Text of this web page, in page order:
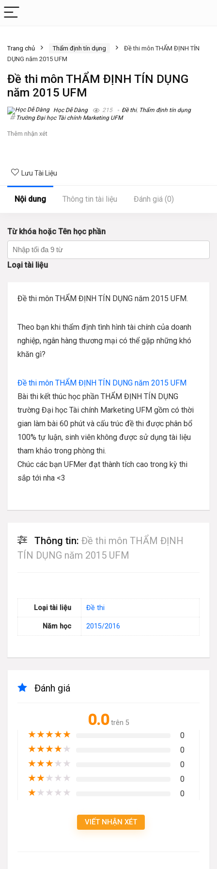
Trang chủ Thẩm định tín dụng
Đề thi môn THẨM ĐỊNH TÍN
DỤNG năm 2015 UFM
Đề thi môn THẨM ĐỊNH TÍN DỤNG
năm 2015 UFM
Học Dễ Dàng 215 Đề thi, Thẩm định tín dụng
Trường Đại học Tài chính Marketing UFM
Thêm nhận xét
Lưu Tài Liệu
Nội dung Thông tin tài liệu Đánh giá (0)
Từ khóa hoặc Tên học phần
Loại tài liệu
Đề thi môn THẨM ĐỊNH TÍN DỤNG năm 2015 UFM.
Theo bạn khi thẩm định tình hình tài chính của doanh
nghiệp, ngân hàng thương mại có thể gặp những khó
khăn gì?
Đề thi môn THẨM ĐỊNH TÍN DỤNG năm 2015 UFM
Bài thi kết thúc học phần THẨM ĐỊNH TÍN DỤNG
trường Đại học Tài chính Marketing UFM gồm có thời
gian làm bài 60 phút và cấu trúc đề thi được phân bổ
100% tự luận, sinh viên không được sử dụng tài liệu
tham khảo trong phòng thi.
Chúc các bạn UFMer đạt thành tích cao trong kỳ thi
sắp tới nha <3
Thông tin: Đề thi môn THẨM ĐỊNH
TÍN DỤNG năm 2015 UFM
Loại tài liệu Đề thi
Năm học 2015/2016
Đánh giá
0.0 trên 5
★★★★★ 0
★★★★★ 0
★★★★★ 0
★★★★★ 0
★★★★★ 0
VIẾT NHẬN XÉT